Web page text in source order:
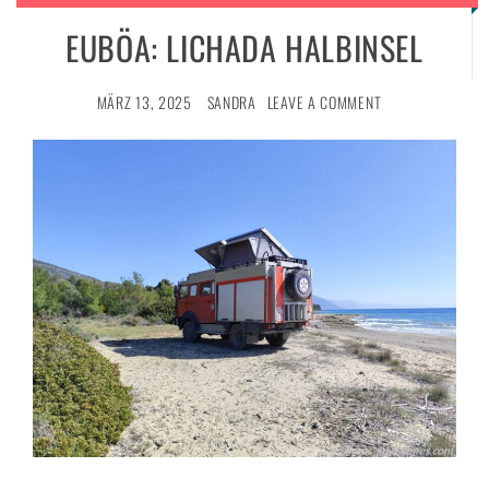
EUBÖA: LICHADA HALBINSEL
MÄRZ 13, 2025 SANDRA LEAVE A COMMENT